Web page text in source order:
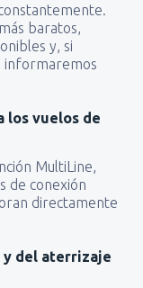
baratos,
y, si
informaremos
los vuelos de
MultiLine,
de conexión
directamente
y del aterrizaje